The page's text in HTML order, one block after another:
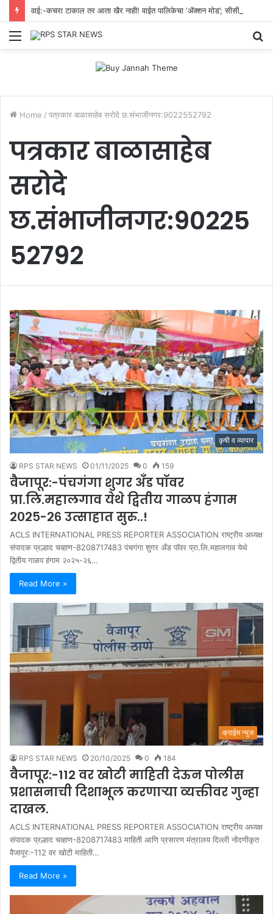
Menu
Home / पत्रकार बाळासाहेब सरोदे छ.संभाजीनगर:9022552792
पत्रकार बाळासाहेब
सरोदे
छ.संभाजीनगर:90225
52792
कृषी व व्यापार
RPS STAR NEWS 01/11/2025 0 159
वैजापूर:-पंचगंगा शुगर अँड पॉवर
प्रा.लि.महालगाव येथे द्वितीय गाळप हंगाम
२०२५-२६ उत्साहात सुरु..!
ACLS INTERNATIONAL PRESS REPORTER ASSOCIATION राष्ट्रीय अध्यक्ष
संपादक प्रल्हाद चव्हाण-8208717483 पंचगंगा शुगर अँड पॉवर प्रा.लि.महालगाव येथे
द्वितीय गाळप हंगाम २०२५-२६…
Read More »
क्राईम न्युज
RPS STAR NEWS 20/10/2025 0 184
वैजापूर:-112 वर खोटी माहिती देऊन पोलीस
प्रशासनाची दिशाभूल करणाऱ्या व्यक्तीवर गुन्हा
दाखल.
ACLS INTERNATIONAL PRESS REPORTER ASSOCIATION राष्ट्रीय अध्यक्ष
संपादक प्रल्हाद चव्हाण-8208717483 माहिती आणि प्रसारण मंत्रालय दिल्ली नोंदणीकृत
वैजापूर:-112 वर खोटी माहिती…
Read More »